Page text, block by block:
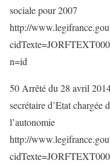
sociale pour 2007
http://
n=id
50 Arrêté du 28 avril
secrétaire d’Etat chargée
l’autonomie
http://